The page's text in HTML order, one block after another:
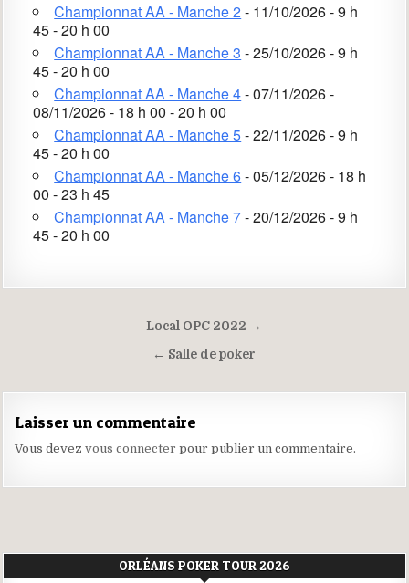
Championnat AA - Manche 2- 11/10/2026 - 9 h
45 - 20 h 00
Championnat AA - Manche 3 - 25/10/2026 - 9 h
45 - 20 h 00
Championnat AA - Manche 4- 07/11/2026 -
08/11/2026 - 18 h 00 - 20 h 00
Championnat AA - Manche 5- 22/11/2026 - 9 h
45 - 20 h 00
Championnat AA - Manche 6- 05/12/2026 - 18 h
00 - 23 h 45
Championnat AA - Manche 7- 20/12/2026 - 9 h
45 - 20 h 00
Local OPC 2022 →
← Salle de poker
Laisser un commentaire
Vous devezvous connecter pour publier un commentaire.
ORLÉANS POKER TOUR 2026